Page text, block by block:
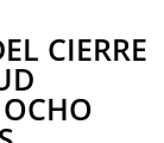
CIERRE